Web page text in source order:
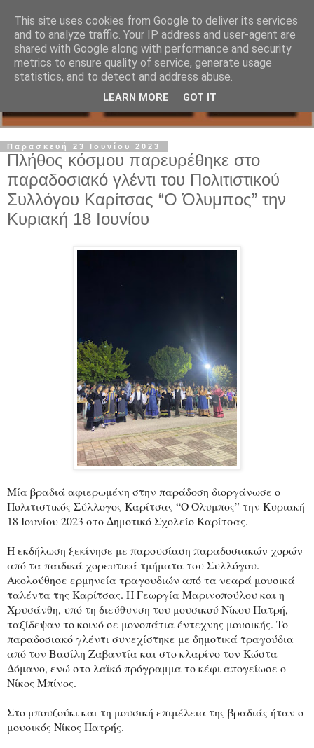
Παρασκευή 23 Ιουνίου 2023
Πλήθος κόσμου παρευρέθηκε στο
παραδοσιακό γλέντι του Πολιτιστικού
Συλλόγου Καρίτσας “Ο Όλυμπος” την
Κυριακή 18 Ιουνίου
Μία βραδιά αφιερωμένη στην παράδοση διοργάνωσε ο
Πολιτιστικός Σύλλογος Καρίτσας “Ο Όλυμπος” την Κυριακή
18 Ιουνίου 2023 στο Δημοτικό Σχολείο Καρίτσας.
Η εκδήλωση ξεκίνησε με παρουσίαση παραδοσιακών χορών
από τα παιδικά χορευτικά τμήματα του Συλλόγου.
Ακολούθησε ερμηνεία τραγουδιών από τα νεαρά μουσικά
ταλέντα της Καρίτσας. Η Γεωργία Μαρινοπούλου και η
Χρυσάνθη, υπό τη διεύθυνση του μουσικού Νίκου Πατρή,
ταξίδεψαν το κοινό σε μονοπάτια έντεχνης μουσικής. To
παραδοσιακό γλέντι συνεχίστηκε με δημοτικά τραγούδια
από τον Βασίλη Ζαβαντία και στο κλαρίνο τον Κώστα
Δόμανο, ενώ στο λαϊκό πρόγραμμα το κέφι απογείωσε ο
Νίκος Μπίνος.
Στο μπουζούκι και τη μουσική επιμέλεια της βραδιάς ήταν ο
μουσικός Νίκος Πατρής.
This site uses cookies from Google to deliver its services
and to analyze traffic. Your IP address and user-agent are
shared with Google along with performance and security
metrics to ensure quality of service, generate usage
statistics, and to detect and address abuse.
LEARN MORE GOT IT